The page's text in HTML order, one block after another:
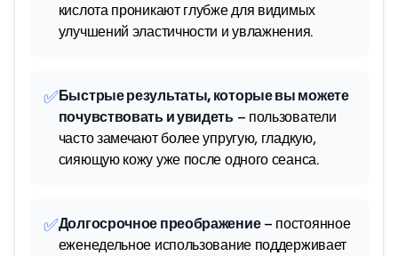
кислота проникают глубже для видимых
улучшений эластичности и увлажнения.
✅Быстрые результаты, которые вы можете
почувствовать и увидеть– пользователи
часто замечают более упругую, гладкую,
сияющую кожу уже после одного сеанса.
✅Долгосрочное преображение– постоянное
еженедельное использование поддерживает